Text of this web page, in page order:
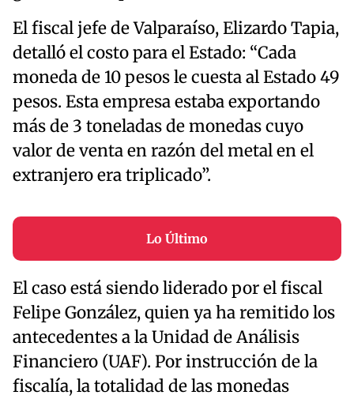
El fiscal jefe de Valparaíso, Elizardo Tapia,
detalló el costo para el Estado: “Cada
moneda de 10 pesos le cuesta al Estado 49
pesos. Esta empresa estaba exportando
más de 3 toneladas de monedas cuyo
valor de venta en razón del metal en el
extranjero era triplicado”.
Lo Último
El caso está siendo liderado por el fiscal
Felipe González, quien ya ha remitido los
antecedentes a la Unidad de Análisis
Financiero (UAF). Por instrucción de la
fiscalía, la totalidad de las monedas